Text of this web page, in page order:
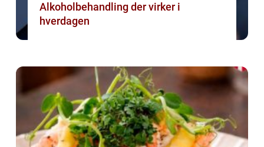
Alkoholbehandling der virker i
hverdagen